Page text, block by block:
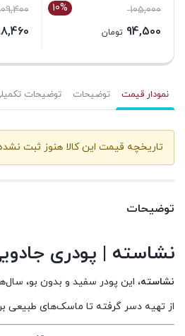
10% 105,000
94,500 تومان
بستن
نمودار قیمت توضیحات توضیحات
تاریخچه قیمت این کالا هنوز ثبت
توضیحات
نشاسته | پودری
نشاسته، این پودر سفید و بدون بو،
از تهیه دسر گرفته تا ماسک‌های طبیعی